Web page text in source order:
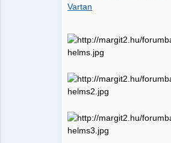
Vartan